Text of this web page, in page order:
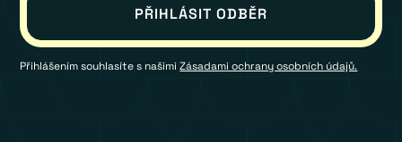
Přihlášením souhlasíte s našimiZásadami ochrany osobních údajů.